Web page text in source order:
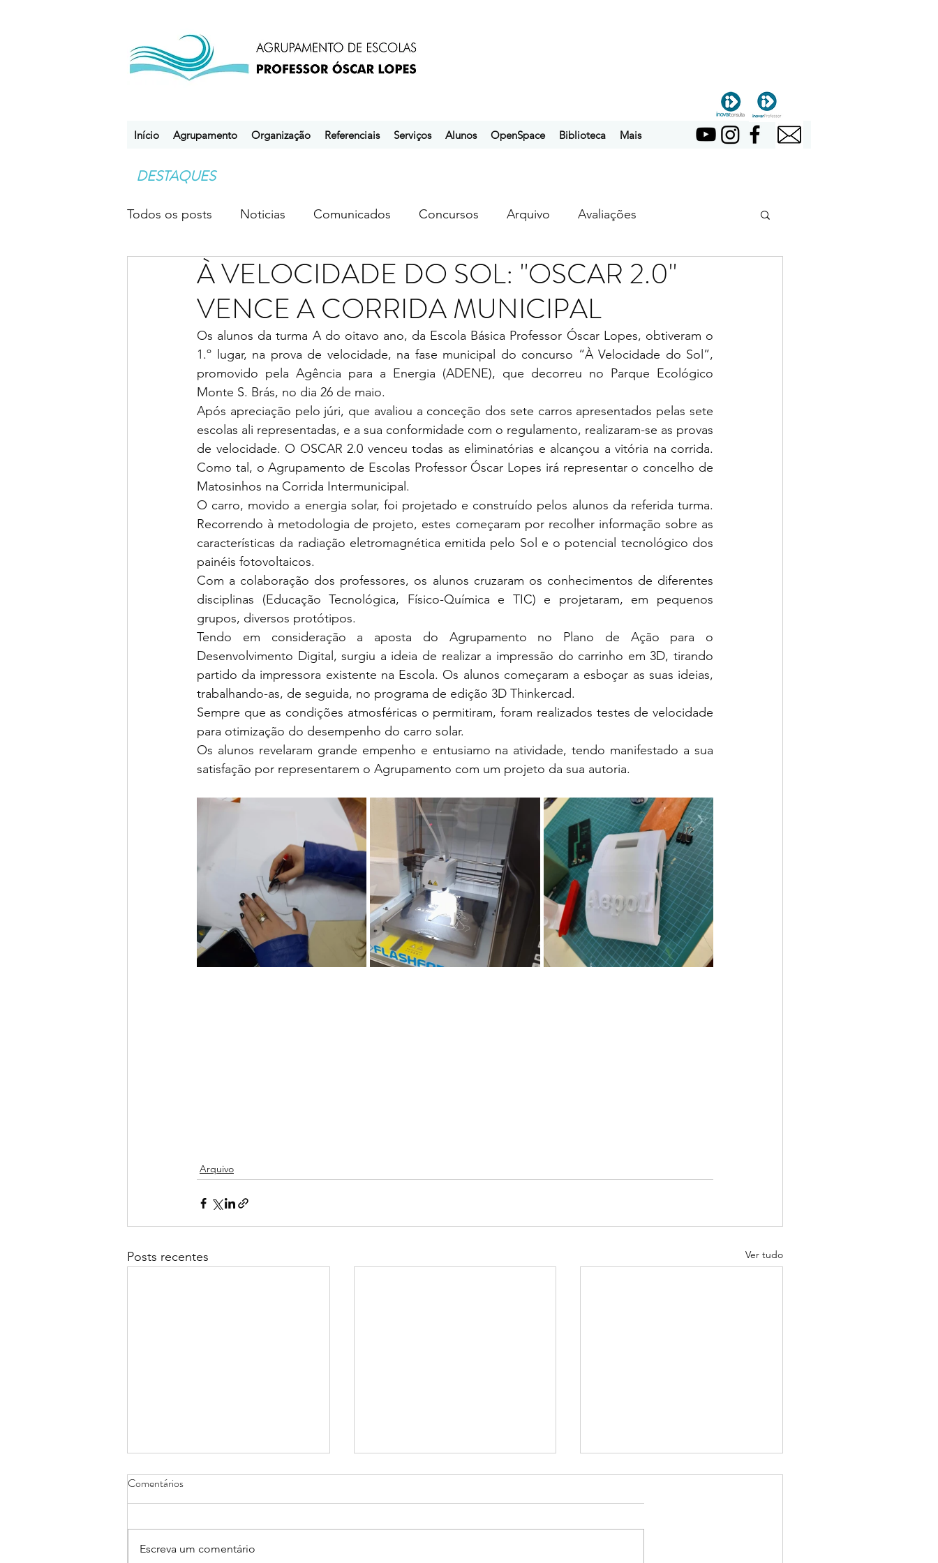
Início Agrupamento Organização Referenciais Serviços Alunos OpenSpace Biblioteca Mais
DESTAQUES
Todos os posts Noticias Comunicados Concursos Arquivo Avaliações
Desporto Escolar Clubes ebem ebpol ubuntu
À VELOCIDADE DO SOL: "OSCAR 2.0"
VENCE A CORRIDA MUNICIPAL
Os alunos da turma A do oitavo ano, da Escola Básica Professor Óscar Lopes, obtiveram o
1.º lugar, na prova de velocidade, na fase municipal do concurso “À Velocidade do Sol”,
promovido pela Agência para a Energia (ADENE), que decorreu no Parque Ecológico
Monte S. Brás, no dia 26 de maio.
Após apreciação pelo júri, que avaliou a conceção dos sete carros apresentados pelas sete
escolas ali representadas, e a sua conformidade com o regulamento, realizaram-se as provas
de velocidade. O OSCAR 2.0 venceu todas as eliminatórias e alcançou a vitória na corrida.
Como tal, o Agrupamento de Escolas Professor Óscar Lopes irá representar o concelho de
Matosinhos na Corrida Intermunicipal.
O carro, movido a energia solar, foi projetado e construído pelos alunos da referida turma.
Recorrendo à metodologia de projeto, estes começaram por recolher informação sobre as
características da radiação eletromagnética emitida pelo Sol e o potencial tecnológico dos
painéis fotovoltaicos.
Com a colaboração dos professores, os alunos cruzaram os conhecimentos de diferentes
disciplinas (Educação Tecnológica, Físico-Química e TIC) e projetaram, em pequenos
grupos, diversos protótipos.
Tendo em consideração a aposta do Agrupamento no Plano de Ação para o
Desenvolvimento Digital, surgiu a ideia de realizar a impressão do carrinho em 3D, tirando
partido da impressora existente na Escola. Os alunos começaram a esboçar as suas ideias,
trabalhando-as, de seguida, no programa de edição 3D Thinkercad.
Sempre que as condições atmosféricas o permitiram, foram realizados testes de velocidade
para otimização do desempenho do carro solar.
Os alunos revelaram grande empenho e entusiamo na atividade, tendo manifestado a sua
satisfação por representarem o Agrupamento com um projeto da sua autoria.
Arquivo
Posts recentes Ver tudo
Comentários
Escreva um comentário